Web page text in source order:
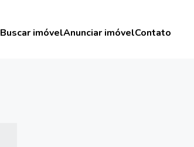
Buscar imóvelAnunciar imóvelContato